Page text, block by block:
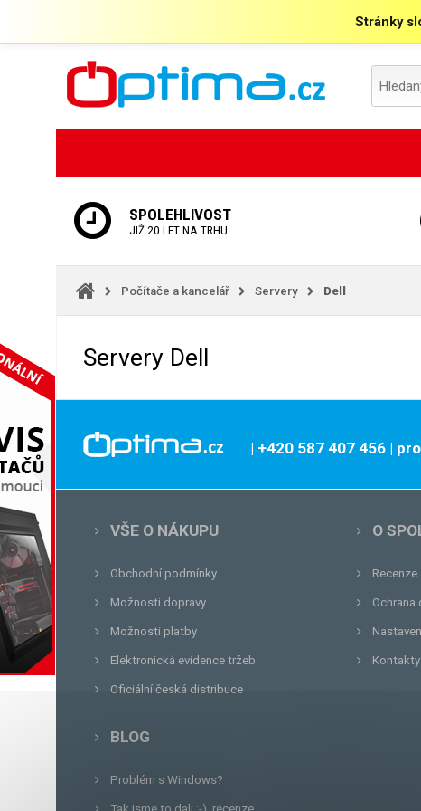
Stránky
SPOLEHLIVOST
JIŽ 20 LET NA TRHU
Počítače a kancelář Servery Dell
Servery Dell
| +420 587 407 456 |
VŠE O NÁKUPU
Obchodní podmínky
Možnosti dopravy
Možnosti platby
Elektronická evidence tržeb
Oficiální česká distribuce
O
Recenze
Ochrana
Kontakty
BLOG
Problém s Windows?